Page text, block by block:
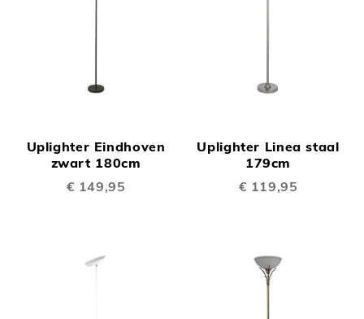
Uplighter Eindhoven
zwart 180cm
€ 149,95
Uplighter Linea staal
179cm
€ 119,95